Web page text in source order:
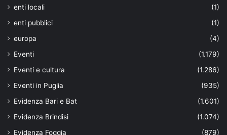
enti locali
(1)
enti pubblici
(1)
europa
(4)
Eventi
(1.179)
Eventi e cultura
(1.286)
Eventi in Puglia
(935)
Evidenza Bari e Bat
(1.601)
Evidenza Brindisi
(1.074)
Evidenza Foggia
(879)